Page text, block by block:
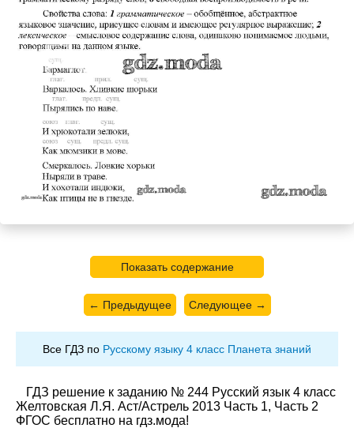
Показать содержание
← Предыдущее Следующее →
Все ГДЗ по Русскому языку 4 класс Планета знаний
ГДЗ решение к заданию № 244 Русский язык 4 класс
Желтовская Л.Я. Аст/Астрель 2013 Часть 1, Часть 2
ФГОС бесплатно на гдз.мода!